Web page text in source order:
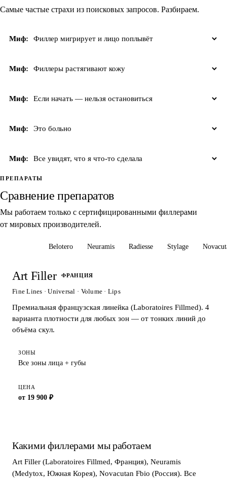
Самые частые страхи из поисковых запросов. Разбираем.
Миф: Филлер мигрирует и лицо поплывёт
Миф: Филлеры растягивают кожу
Миф: Если начать — нельзя остановиться
Миф: Это больно
Миф: Все увидят, что я что-то сделала
ПРЕПАРАТЫ
Сравнение препаратов
Мы работаем только с сертифицированными филлерами
от мировых производителей.
Belotero Neuramis Radiesse Stylage
Art Filler ФРАНЦИЯ
Fine Lines · Universal · Volume · Lips
Премиальная французская линейка (Laboratoires Fillmed). 4
варианта плотности для любых зон — от тонких линий до
объёма скул.
ЗОНЫ
Все зоны лица + губы
ЦЕНА
от 19 900 ₽
Какими филлерами мы работаем
Art Filler (Laboratoires Fillmed, Франция), Neuramis
(Medytox, Южная Корея), Novacutan Fbio (Россия). Все